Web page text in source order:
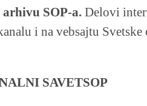
SOP-a. Delovi
i na vebsajtu Svetske
SAVETSOP